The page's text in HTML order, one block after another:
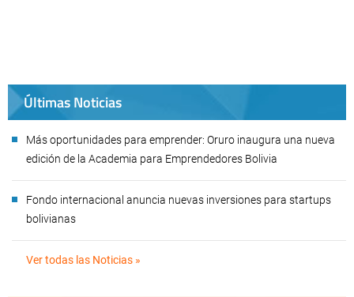
Últimas Noticias
Más oportunidades para emprender: Oruro inaugura una nueva
edición de la Academia para Emprendedores Bolivia
Fondo internacional anuncia nuevas inversiones para startups
bolivianas
Ver todas las Noticias »